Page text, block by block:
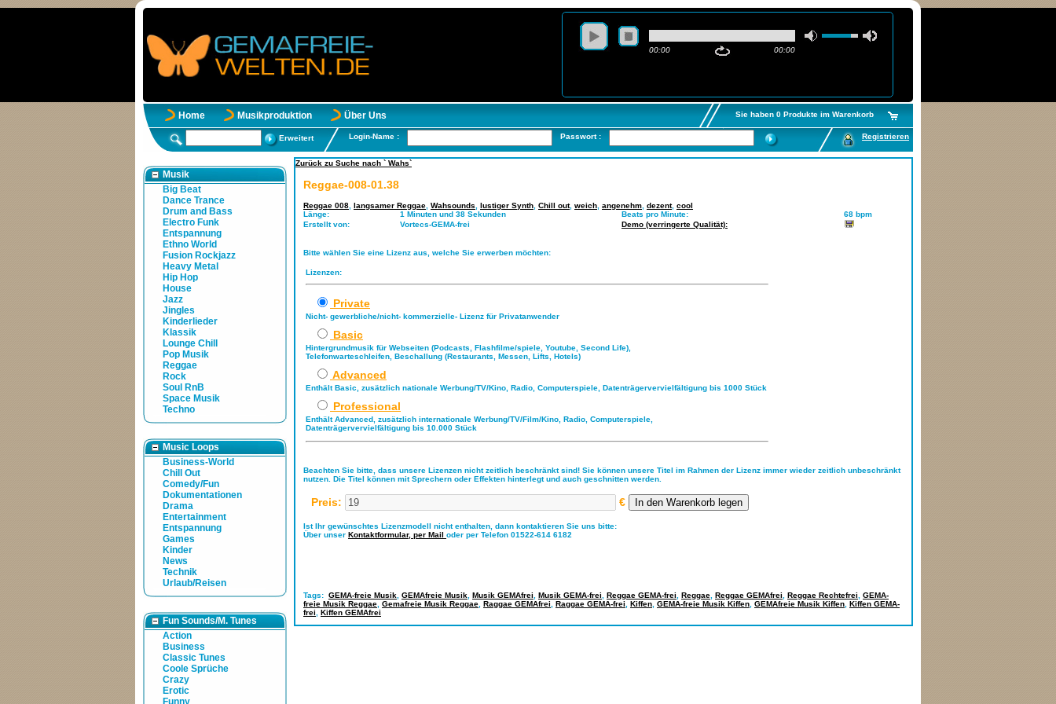
00:00 00:00
Home Musikproduktion Über Uns Sie haben 0 Produkte im Warenkorb
Erweitert Login-Name : Passwort : Registrieren
Musik
Big Beat
Dance Trance
Drum and Bass
Electro Funk
Entspannung
Ethno World
Fusion Rockjazz
Heavy Metal
Hip Hop
House
Jazz
Jingles
Kinderlieder
Klassik
Lounge Chill
Pop Musik
Reggae
Rock
Soul RnB
Space Musik
Techno
Music Loops
Business-World
Chill Out
Comedy/Fun
Dokumentationen
Drama
Entertainment
Entspannung
Games
Kinder
News
Technik
Urlaub/Reisen
Fun Sounds/M. Tunes
Action
Business
Classic Tunes
Coole Sprüche
Crazy
Erotic
Funny
Zurück zu Suche nach ` Wahs`
Reggae-008-01.38
Reggae 008 langsamer Reggae Wahsounds lustiger Synth Chill out, weich angenehm dezent, cool
Länge:
1 Minuten und 38 Sekunden Beats pro Minute:
68 bpm
Erstellt von:
Vortecs-GEMA-frei Demo (verringerte Qualität):
Bitte wählen Sie eine Lizenz aus, welche Sie erwerben möchten:
Lizenzen:
Private
Nicht- gewerbliche/nicht- kommerzielle- Lizenz für Privatanwender
Basic
Hintergrundmusik für Webseiten (Podcasts, Flashfilme/spiele, Youtube, Second Life),
Telefonwarteschleifen, Beschallung (Restaurants, Messen, Lifts, Hotels)
Advanced
Enthält Basic, zusätzlich nationale Werbung/TV/Kino, Radio, Computerspiele, Datenträgervervielfältigung bis 1000 Stück
Professional
Enthält Advanced, zusätzlich internationale Werbung/TV/Film/Kino, Radio, Computerspiele,
Datenträgervervielfältigung bis 10.000 Stück
Beachten Sie bitte, dass unsere Lizenzen nicht zeitlich beschränkt sind! Sie können unsere Titel im Rahmen der Lizenz immer wieder zeitlich unbeschränkt
nutzen. Die Titel können mit Sprechern oder Effekten hinterlegt und auch geschnitten werden.
Preis: €
Ist Ihr gewünschtes Lizenzmodell nicht enthalten, dann kontaktieren Sie uns bitte:
Über unser Kontaktformular, per Mail oder per Telefon 01522-614 6182
Tags: GEMA-freie Musik GEMAfreie Musik Musik GEMAfrei Musik GEMA-frei Reggae GEMA-frei Reggae Reggae GEMAfrei Reggae Rechtefrei
GEMA-
freie Musik Reggae Gemafreie Musik Reggae Raggae GEMAfrei Raggae GEMA-frei Kiffen GEMA-freie Musik Kiffen GEMAfreie Musik Kiffen Kiffen GEMA-
frei
Kiffen GEMAfrei